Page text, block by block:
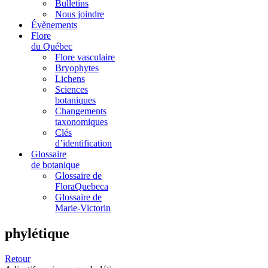
Bulletins
Nous joindre
Évènements
Flore
du Québec
Flore vasculaire
Bryophytes
Lichens
Sciences
botaniques
Changements
taxonomiques
Clés
d’identification
Glossaire
de botanique
Glossaire de
FloraQuebeca
Glossaire de
Marie-Victorin
phylétique
Retour